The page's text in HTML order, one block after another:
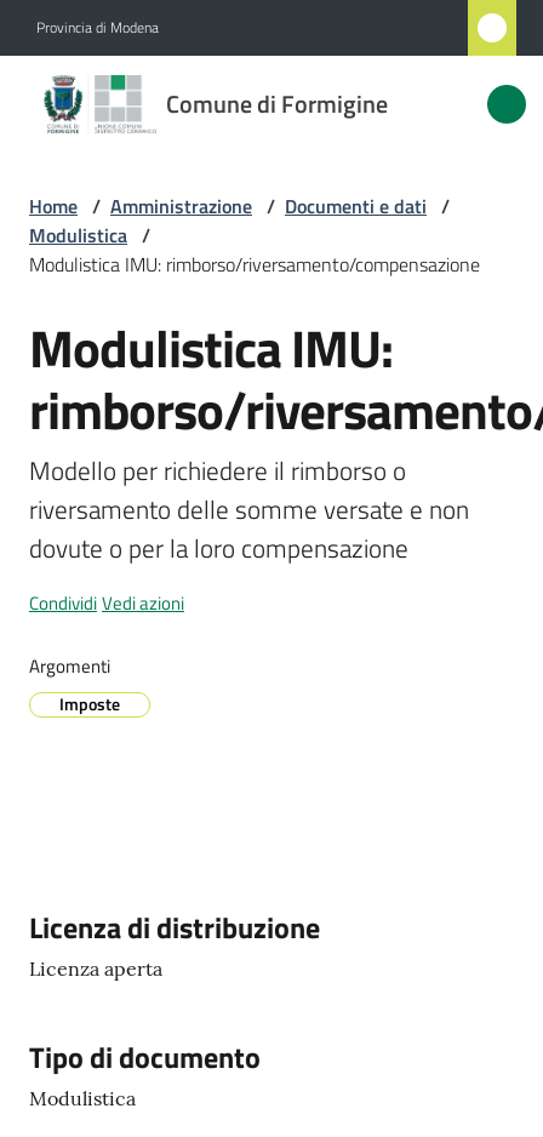
Provincia di Modena
Comune di Formigine
Comune
di
Amministrazione
Novità
Servizi
Vivere
Formigine
appuntamenti
a
M
e
o
Home / Amministrazione / Documenti e dati /
Modulistica /
Modulistica IMU: rimborso/riversamento/compensazione
Salta al contenuto
Modulistica IMU:
rimborso/
Modello per richiedere il rimborso o
riversamento delle somme versate e non
dovute o per la loro compensazione
CondividiVedi azioni
Argomenti
Imposte
Descrizione
Licenza di distribuzione
Licenza aperta
Tipo di documento
Modulistica